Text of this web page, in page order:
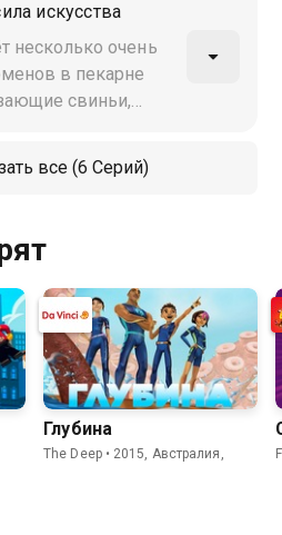
Крошечное
искусства
несколько очень
в пекарне
свиньи,
с Хихикающим
все (6 Серий)
Глубина
The Deep • 2015, Австралия,